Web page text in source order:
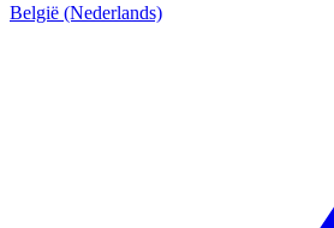
België (Nederlands)